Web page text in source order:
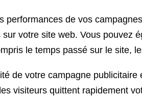
performances de vos
votre site web. Vous pouvez
le temps passé sur le site,
de votre campagne
visiteurs quittent rapidement